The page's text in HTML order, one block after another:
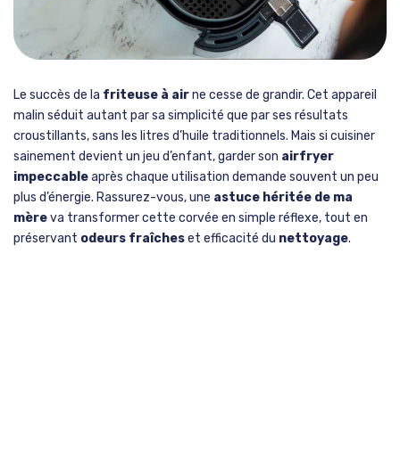
Le succès de la friteuse à airne cesse de grandir. Cet appareil
malin séduit autant par sa simplicité que par ses résultats
croustillants, sans les litres d’huile traditionnels. Mais si cuisiner
sainement devient un jeu d’enfant, garder son airfryer
impeccableaprès chaque utilisation demande souvent un peu
plus d’énergie. Rassurez-vous, une astuce héritée de ma
mèreva transformer cette corvée en simple réflexe, tout en
préservant odeurs fraîcheset efficacité du nettoyage.